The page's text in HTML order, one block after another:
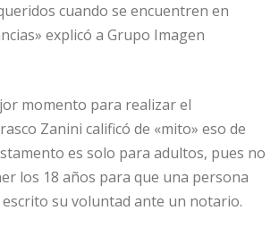
cuando se encuentren en
explicó a Grupo Imagen
momento para realizar el
Zanini calificó de «mito» eso de
es solo para adultos, pues no
los 18 años para que una persona
su voluntad ante un notario.